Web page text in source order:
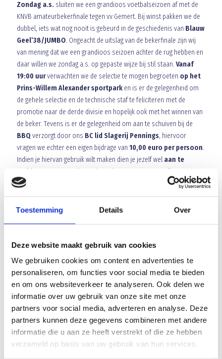
Toestemming Details Over
Deze website maakt gebruik van cookies
We gebruiken cookies om content en advertenties te
personaliseren, om functies voor social media te bieden
en om ons websiteverkeer te analyseren. Ook delen we
informatie over uw gebruik van onze site met onze
partners voor social media, adverteren en analyse. Deze
partners kunnen deze gegevens combineren met andere
informatie die u aan ze heeft verstrekt of die ze hebben
verzameld op basis van uw gebruik van hun services.
Zondag a.s. sluiten we een grandioos voetbalseizoen af met de
KNVB amateurbekerfinale tegen vv Gemert. Bij winst pakken we de
dubbel, iets wat nog nooit is gebeurd in de geschiedenis van Blauw
Geel’38/JUMBO. Ongeacht de uitslag van de bekerfinale zijn wij
van mening dat we een grandioos seizoen achter de rug hebben en
daar willen we zondag a.s. op gepaste wijze bij stil staan. Vanaf
19:00 uurverwachten we de selectie te mogen begroeten op het
Prins-Willem Alexander sportpark en is er de gelegenheid om
de gehele selectie en de technische staf te feliciteren met de
promotie naar de derde divisie en hopelijk ook met het winnen van
de beker. Tevens is er de gelegenheid om aan te schuiven bij de
BBQ verzorgt door ons BC lid Slagerij Pennings, hiervoor
vragen we echter een eigen bijdrage van 10,00 euro per persoon.
Indien je hiervan gebruik wilt maken dien je jezelf wel aan te
melden voor zaterdagochtend 10:00 uur per mail:
commercielezaken@blauwgeel.nl
Array
TwitterFacebook WhatsApp
5 Coaches in opleiding: Training Coach pedagogisch netwerk
Jeugdloterij: LOTEN MOETEN INGELEVERD WORDEN.
AANMELDEN LID